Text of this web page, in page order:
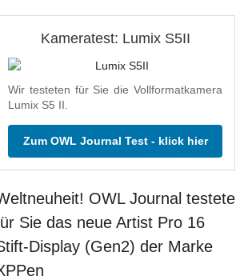
Kameratest: Lumix S5II
Wir testeten für Sie die Vollformatkamera
Lumix S5 II.
Zum OWL Journal Test - klick hier
OWL Journal testete
Sie das neue Artist Pro 16
Display (Gen2) der Marke